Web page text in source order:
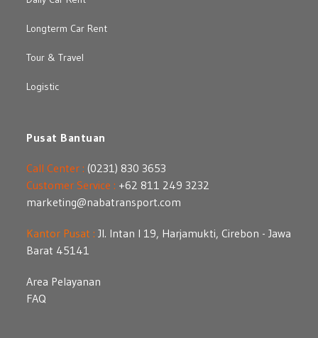
Longterm Car Rent
Tour & Travel
Logistic
Pusat Bantuan
Call Center : (0231) 830 3653
Customer Service : +62 811 249 3232
marketing@nabatransport.com
Kantor Pusat : Jl. Intan I 19, Harjamukti, Cirebon - Jawa
Barat 45141
Area Pelayanan
FAQ